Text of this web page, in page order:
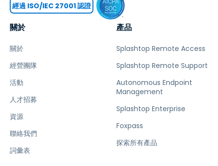
關於
關於
經營團隊
活動
人才招募
資源
聯絡我們
詞彙表
產品
Splashtop Remote Access
Splashtop Remote Support
Autonomous Endpoint
Management
Splashtop Enterprise
Foxpass
探索所有產品
經過 ISO/IEC 27001 認證